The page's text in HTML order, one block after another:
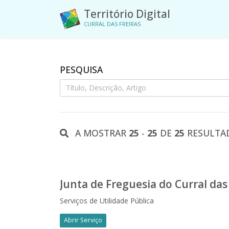
Território Digital
CURRAL DAS FREIRAS
PESQUISA
A MOSTRAR 25 - 25 DE 25
Serviços de Utilidade Pública
Abrir Serviço